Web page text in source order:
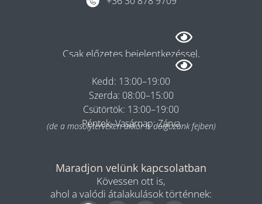
Csak előzetes bejelentkezéssel.
Kedd: 13:00–19:00
Szerda: 08:00–15:00
Csütörtök: 13:00–19:00
Péntek–Vasárnap: Zárva
(de a mosolyterveken akkor is dolgozunk fejben)
Maradjon velünk kapcsolatban
Kövessen ott is,
ahol a valódi átalakulások történnek: